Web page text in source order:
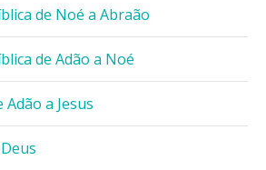
de Noé a Abraão
de Adão a Noé
a Jesus